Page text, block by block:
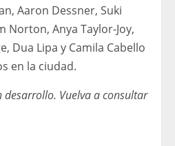
Aaron Dessner, Suki
Norton, Anya Taylor-Joy,
Dua Lipa y Camila Cabello
en la ciudad.
desarrollo. Vuelva a consultar